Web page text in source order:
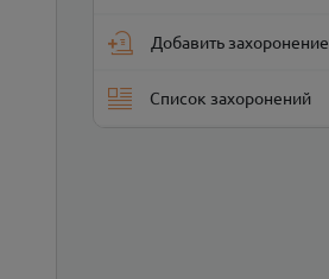
Добавить захоронение
Список захоронений